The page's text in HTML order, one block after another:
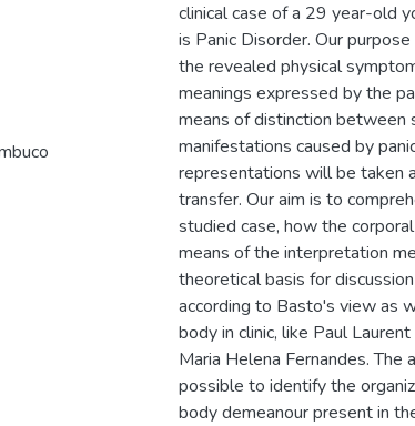
clinical case of a 29 year-old
is Panic Disorder. Our
the revealed physical
meanings expressed by the
means of distinction between
manifestations caused by
representations will be taken
transfer. Our aim is to
studied case, how the
means of the interpretation
theoretical basis for
according to Basto's view as
body in clinic, like Paul
Maria Helena Fernandes.
possible to identify the
body demeanour present in